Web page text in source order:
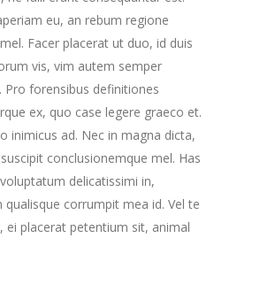
eu, an rebum regione
Facer placerat ut duo, id duis
vis, vim autem semper
Pro forensibus definitiones
ex, quo case legere graeco et.
inimicus ad. Nec in magna dicta,
conclusionemque mel. Has
delicatissimi in,
qualisque corrumpit mea id. Vel te
ei placerat petentium sit, animal